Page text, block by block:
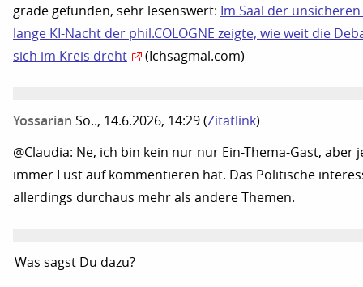
grade gefunden, sehr lesenswert: Im Saal der
lange KI-Nacht der phil.COLOGNE zeigte, wie weit die
sich im Kreis dreht
(Ichsagmal.com)
Yossarian So.., 14.6.2026, 14:29 (Zitatlink)
@Claudia: Ne, ich bin kein nur nur Ein-Thema-Gast, aber
immer Lust auf kommentieren hat. Das Politische
allerdings durchaus mehr als andere Themen.
Was sagst Du dazu?